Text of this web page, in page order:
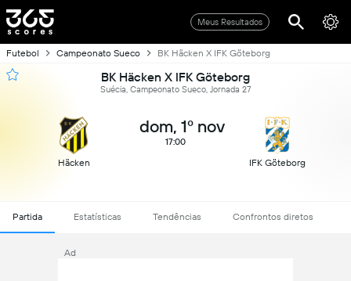
Meus Resultados
Futebol Campeonato Sueco BK Häcken X IFK Göteborg
BK Häcken X IFK Göteborg
Suécia, Campeonato Sueco, Jornada 27
Häcken
dom, 1º nov
17:00
IFK Göteborg
Partida Estatísticas Tendências Confrontos diretos
Ad